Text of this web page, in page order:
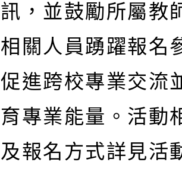
訊，並鼓勵所屬教
相關人員踴躍報名
促進跨校專業交流
育專業能量。活動
及報名方式詳見活